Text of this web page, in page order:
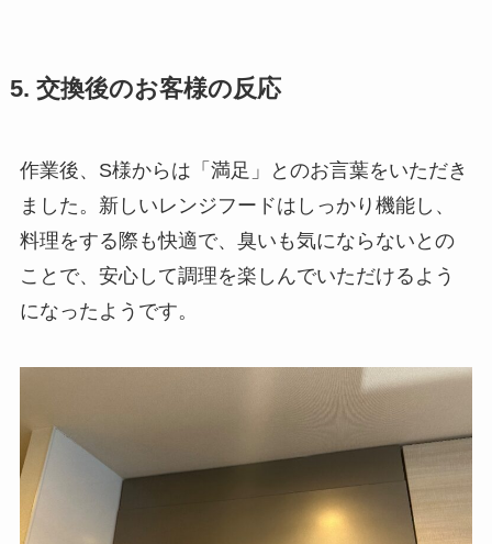
5. 交換後のお客様の反応
作業後、S様からは「満足」とのお言葉をいただき
ました。新しいレンジフードはしっかり機能し、
料理をする際も快適で、臭いも気にならないとの
ことで、安心して調理を楽しんでいただけるよう
になったようです。